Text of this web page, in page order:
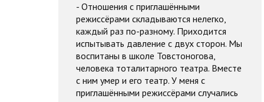
- Отношения с приглашёнными
режиссёрами складываются нелегко,
каждый раз по-разному. Приходится
испытывать давление с двух сторон. Мы
воспитаны в школе Товстоногова,
человека тоталитарного театра. Вместе
с ним умер и его театр. У меня с
приглашёнными режиссёрами случались